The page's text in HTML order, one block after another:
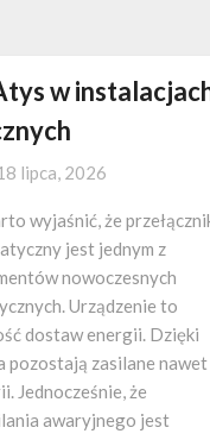
w
lipca, 2026
wyjaśnić, że
jest jednym z
nowoczesnych
Urządzenie to
dostaw energii. Dzięki
pozostają zasilane
Jednocześnie, że
awaryjnego jest